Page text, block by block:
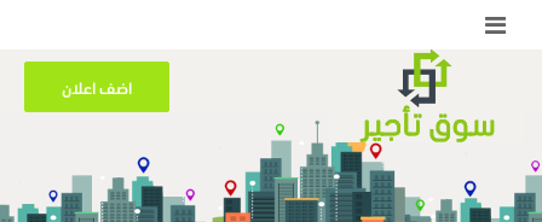
اضف اعلان